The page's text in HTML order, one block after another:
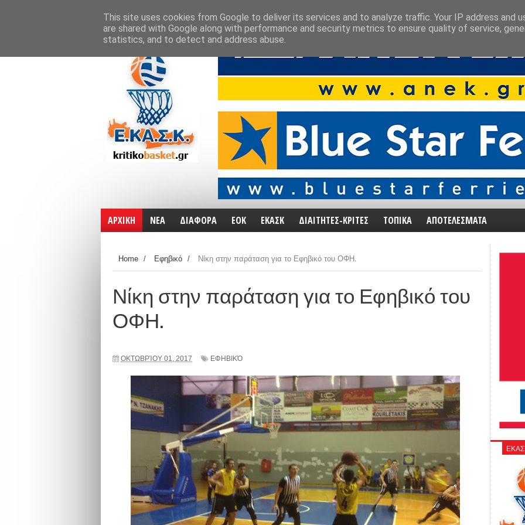
ΑΡΧΙΚΗ ΝΕΑ ΔΙΑΦΟΡΑ ΕΟΚ ΕΚΑΣΚ ΔΙΑΙΤΗΤΕΣ-ΚΡΙΤΕΣ ΤΟΠΙΚΑ ΑΠΟΤΕΛΕΣΜΑΤΑ
Home / Εφηβικό / Νίκη στην παράταση για το Εφηβικό του ΟΦΗ.
Νίκη στην παράταση για το Εφηβικό του
ΟΦΗ.
ΟΚΤΩΒΡΊΟΥ 01, 2017 ΕΦΗΒΙΚΌ
This site uses cookies from Google to deliver its services and to analyze traffic. Your IP address and
are shared with Google along with performance and security metrics to ensure quality of service,
statistics, and to detect and address abuse.